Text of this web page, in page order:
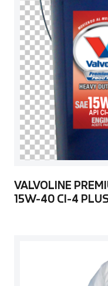
VALVOLINE
15W-40 CI-4